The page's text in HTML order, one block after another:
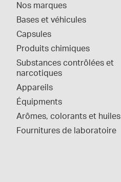
Nos marques
Bases et véhicules
Capsules
Produits chimiques
Substances contrôlées et
narcotiques
Appareils
Équipments
Arômes, colorants et huiles
Fournitures de laboratoire